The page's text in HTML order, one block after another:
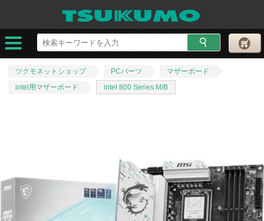
ツクモネットショップ PCパーツ
マザーボード
intel用マザーボード
intel 800 Series M/B